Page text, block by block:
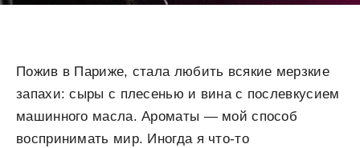
Пожив в Париже, стала любить всякие мерзкие
запахи: сыры с плесенью и вина с послевкусием
машинного масла. Ароматы — мой способ
воспринимать мир. Иногда я что-то